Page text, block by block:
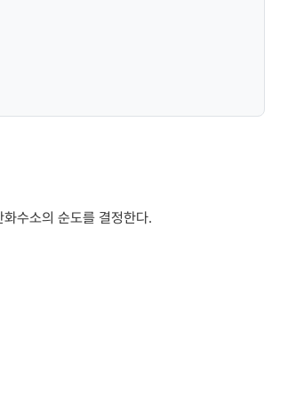
수소의 순도를 결정한다.